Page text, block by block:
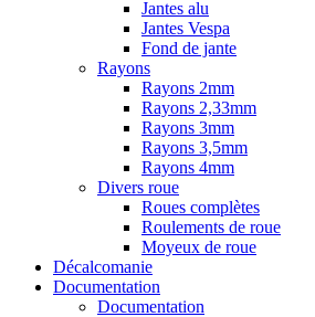
Jantes alu
Jantes Vespa
Fond de jante
Rayons
Rayons 2mm
Rayons 2,33mm
Rayons 3mm
Rayons 3,5mm
Rayons 4mm
Divers roue
Roues complètes
Roulements de roue
Moyeux de roue
Décalcomanie
Documentation
Documentation